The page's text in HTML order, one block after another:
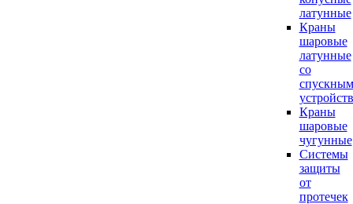
латунные
Краны
шаровые
латунные
со
спускным
Краны
шаровые
чугунные
Системы
защиты
от
протечек